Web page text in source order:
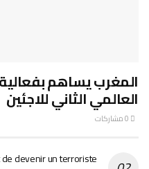
المغرب يساهم
العالمي الثاني للاجئين
devenir un terroriste..